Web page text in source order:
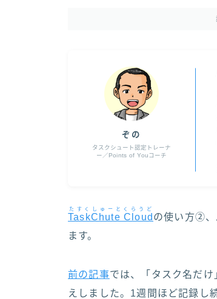
ぞの
タスクシュート認定トレーナ
ー／Points of Youコーチ
TaskChute Cloud
たすくしゅーとくらうど
の使い方②、
ます。
前の記事では、「タスク名だ
えしました。1週間ほど記録し